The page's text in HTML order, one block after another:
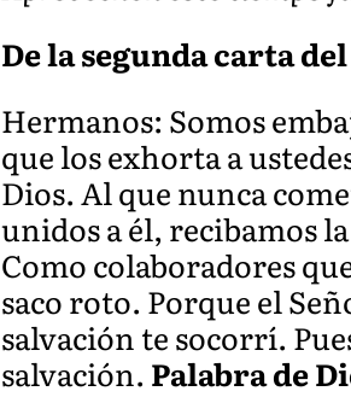
De la segunda carta
Hermanos: Somos
que los exhorta a
Dios. Al que nunca
unidos a él, recibamos
Como colaboradores
saco roto. Porque el
salvación te socorrí.
salvación. Palabra de